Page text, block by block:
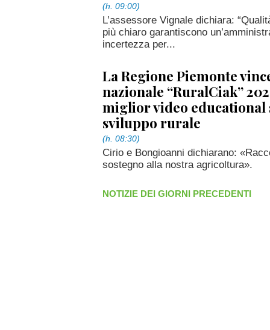
(h. 09:00)
L’assessore Vignale dichiara:
più chiaro garantiscono
incertezza per...
La Regione Piemonte
nazionale “RuralCiak”
miglior video educational
sviluppo rurale
(h. 08:30)
Cirio e Bongioanni dichiarano:
sostegno alla nostra agricoltura».
NOTIZIE DEI GIORNI PRECEDENTI